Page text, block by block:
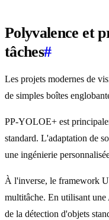
Polyvalence et
tâches#
Les projets modernes de
de simples boîtes
PP-YOLOE+ est
standard. L'adaptation de
une ingénierie
À l'inverse, le framework
multitâche. En utilisant
de la détection d'objets